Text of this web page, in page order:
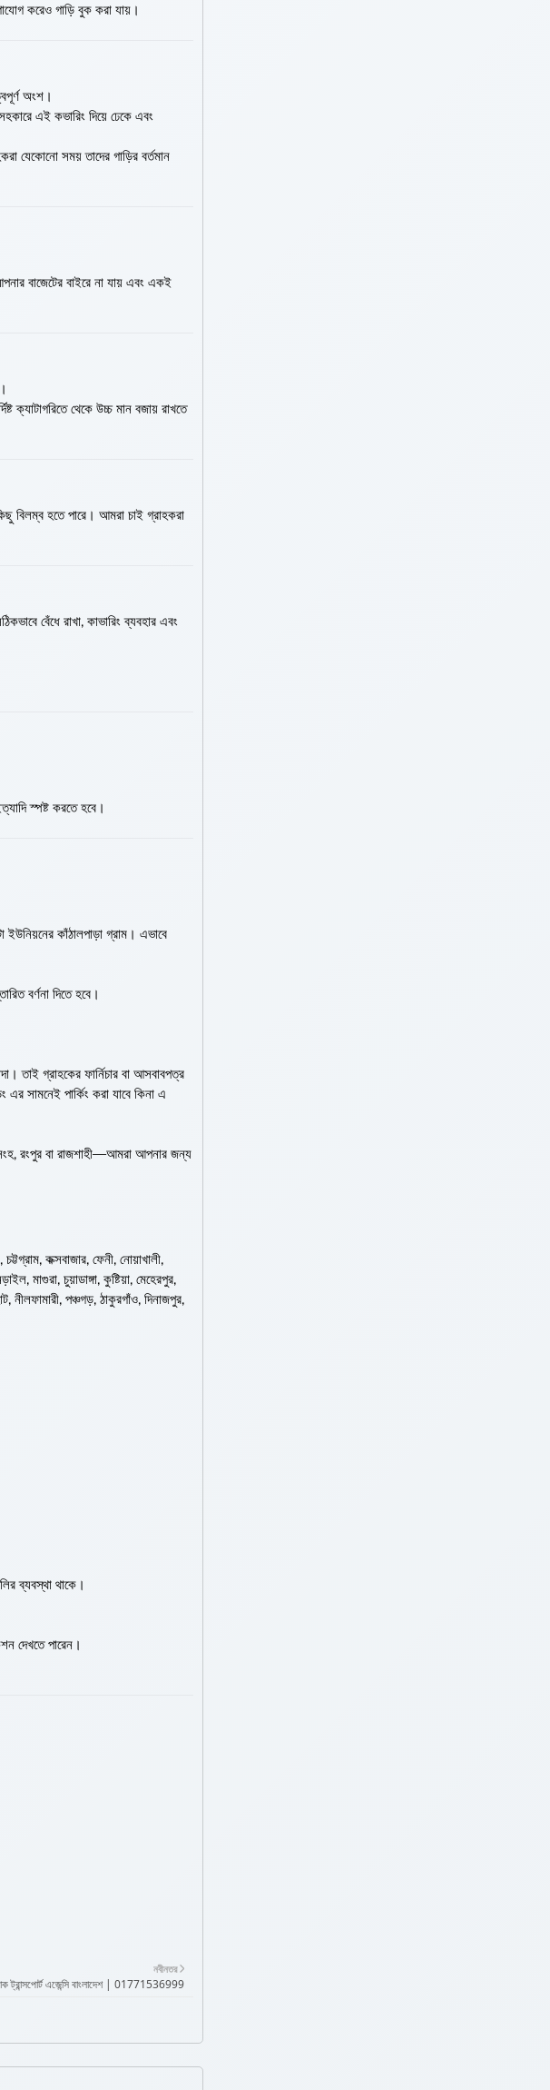
করেও গাড়ি বুক করা যায়।
অংশ।
এই কভারিং দিয়ে ঢেকে এবং
যেকোনো সময় তাদের গাড়ির বর্তমান
বাজেটের বাইরে না যায় এবং একই
ক্যাটাগরিতে থেকে উচ্চ মান বজায় রাখতে
বিলম্ব হতে পারে। আমরা চাই গ্রাহকরা
বেঁধে রাখা, কাভারিং ব্যবহার এবং
স্পষ্ট করতে হবে।
ইউনিয়নের কাঁঠালপাড়া গ্রাম। এভাবে
বর্ণনা দিতে হবে।
তাই গ্রাহকের ফার্নিচার বা আসবাবপত্র
সামনেই পার্কিং করা যাবে কিনা এ
রংপুর বা রাজশাহী—আমরা আপনার জন্য
কক্সবাজার, ফেনী, নোয়াখালী,
মাগুরা, চুয়াডাঙ্গা, কুষ্টিয়া, মেহেরপুর,
নীলফামারী, পঞ্চগড়, ঠাকুরগাঁও, দিনাজপুর,
ব্যবস্থা থাকে।
দেখতে পারেন।
নবীনতর
ট্রান্সপোর্ট এজেন্সি বাংলাদেশ | 01771536999